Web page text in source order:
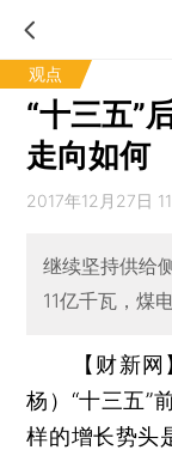
观点
“十三五”
走向如何
2017年12月27日
继续坚持供给
11亿千瓦，煤
【财新
杨） “十三五”
样的增长势头